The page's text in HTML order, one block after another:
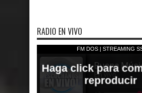
RADIO EN VIVO